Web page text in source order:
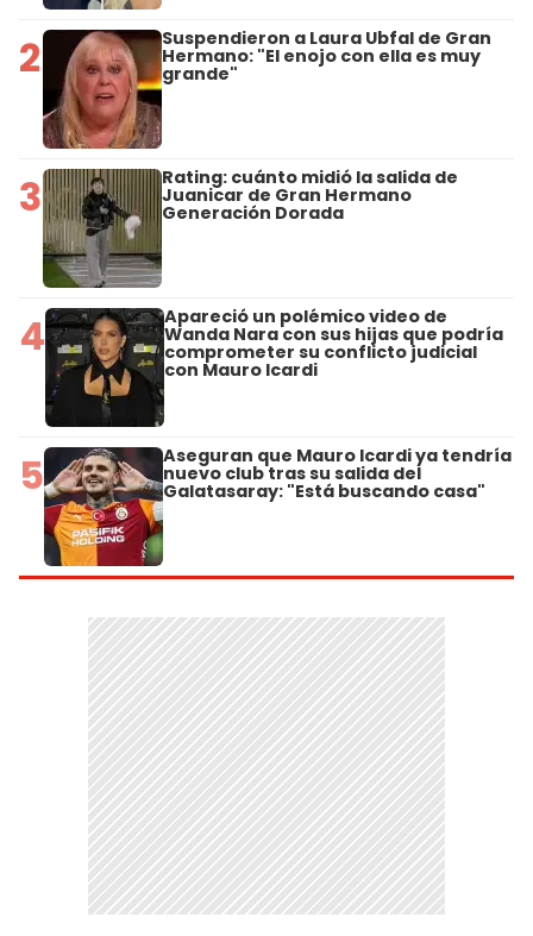
2 Suspendieron a Laura Ubfal de Gran
Hermano: "El enojo con ella es muy
grande"
3 Rating: cuánto midió la salida de
Juanicar de Gran Hermano
Generación Dorada
4 Apareció un polémico video de
Wanda Nara con sus hijas que podría
comprometer su conflicto judicial
con Mauro Icardi
5 Aseguran que Mauro Icardi ya tendría
nuevo club tras su salida del
Galatasaray: "Está buscando casa"